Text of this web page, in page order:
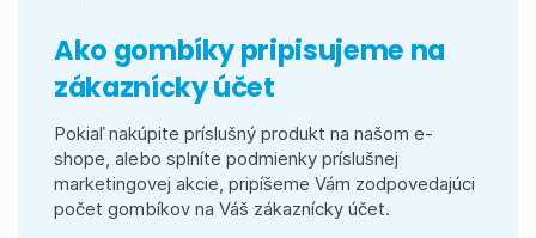
Ako gombíky pripisujeme na
zákaznícky účet
Pokiaľ nakúpite príslušný produkt na našom e-
shope, alebo splníte podmienky príslušnej
marketingovej akcie, pripíšeme Vám zodpovedajúci
počet gombíkov na Váš zákaznícky účet.